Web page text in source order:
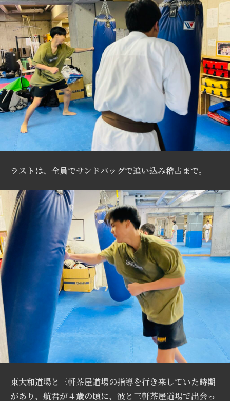
ラストは、全員でサンドバッグで追い込み稽古まで。
東大和道場と三軒茶屋道場の指導を行き来していた時期
があり、航君が４歳の頃に、彼と三軒茶屋道場で出会っ